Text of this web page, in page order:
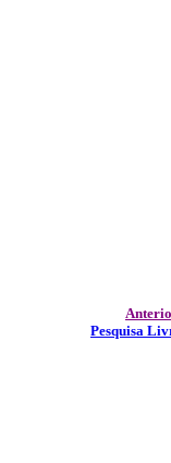
Pesquisa